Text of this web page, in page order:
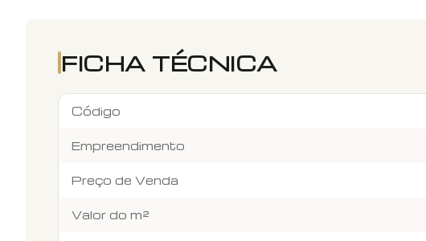
FICHA TÉCNICA
Código
Empreendimento
Preço de Venda
Valor do m²